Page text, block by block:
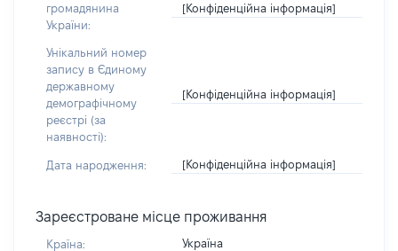
громадянина
України:
[Конфіденційна інформація]
Унікальний номер
запису в Єдиному
державному
демографічному
реєстрі (за
наявності):
[Конфіденційна інформація]
Дата народження: [Конфіденційна інформація]
Зареєстроване місце проживання
Країна: Україна